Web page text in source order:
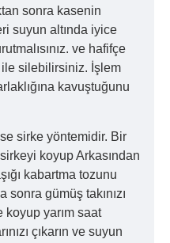
sonra kasenin
suyun altında iyice
ve hafifçe
silebilirsiniz. İşlem
kavuştuğunu
sirke yöntemidir. Bir
koyup Arkasından
kabartma tozunu
gümüş takınızı
koyup yarım saat
çıkarın ve suyun